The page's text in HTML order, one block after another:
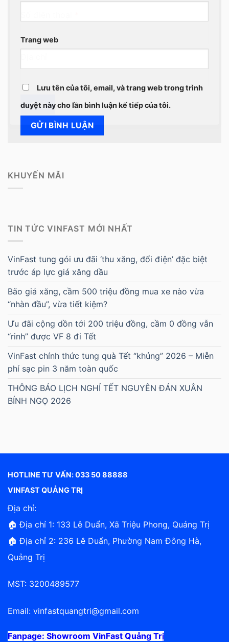
Trang web
Lưu tên của tôi, email, và trang web trong trình
duyệt này cho lần bình luận kế tiếp của tôi.
KHUYẾN MÃI
TIN TỨC VINFAST MỚI NHẤT
VinFast tung gói ưu đãi ‘thu xăng, đổi điện’ đặc biệt
trước áp lực giá xăng dầu
Bão giá xăng, cầm 500 triệu đồng mua xe nào vừa
“nhàn đầu”, vừa tiết kiệm?
Ưu đãi cộng dồn tới 200 triệu đồng, cầm 0 đồng vẫn
“rinh” được VF 8 đi Tết
VinFast chính thức tung quà Tết “khủng” 2026 – Miễn
phí sạc pin 3 năm toàn quốc
THÔNG BÁO LỊCH NGHỈ TẾT NGUYÊN ĐÁN XUÂN
BÍNH NGỌ 2026
HOTLINE TƯ VẤN: 033 50 88888
VINFAST QUẢNG TRỊ
Địa chỉ:
🏠 Địa chỉ 1: 133 Lê Duẩn, Xã Triệu Phong, Quảng Trị
🏠 Địa chỉ 2: 236 Lê Duẩn, Phường Nam Đông Hà,
Quảng Trị
MST: 3200489577
Email: vinfastquangtri@gmail.com
Fanpage: Showroom VinFast Quảng Trị
Gửi